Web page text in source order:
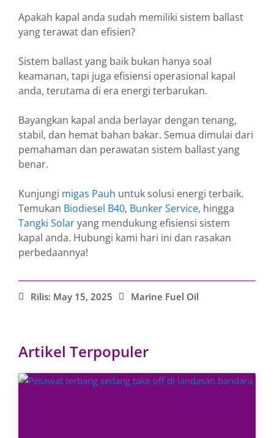
Apakah kapal anda sudah memiliki sistem ballast
yang terawat dan efisien?
Sistem ballast yang baik bukan hanya soal
keamanan, tapi juga efisiensi operasional kapal
anda, terutama di era energi terbarukan.
Bayangkan kapal anda berlayar dengan tenang,
stabil, dan hemat bahan bakar. Semua dimulai dari
pemahaman dan perawatan sistem ballast yang
benar.
Kunjungi migas Pauh untuk solusi energi terbaik.
Temukan Biodiesel B40, Bunker Service, hingga
Tangki Solaryang mendukung efisiensi sistem
kapal anda. Hubungi kami hari ini dan rasakan
perbedaannya!
Rilis: May 15, 2025 Marine Fuel Oil
Artikel Terpopuler